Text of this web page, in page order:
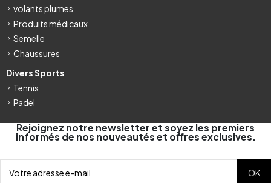
volants plumes
Produits médicaux
Semelle
Chaussures
Divers Sports
Tennis
Padel
Rejoignez notre newsletter et soyez les premiers
informés de nos nouveautés et offres exclusives.